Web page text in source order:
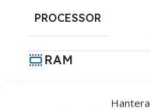
PROCESSOR
RAM